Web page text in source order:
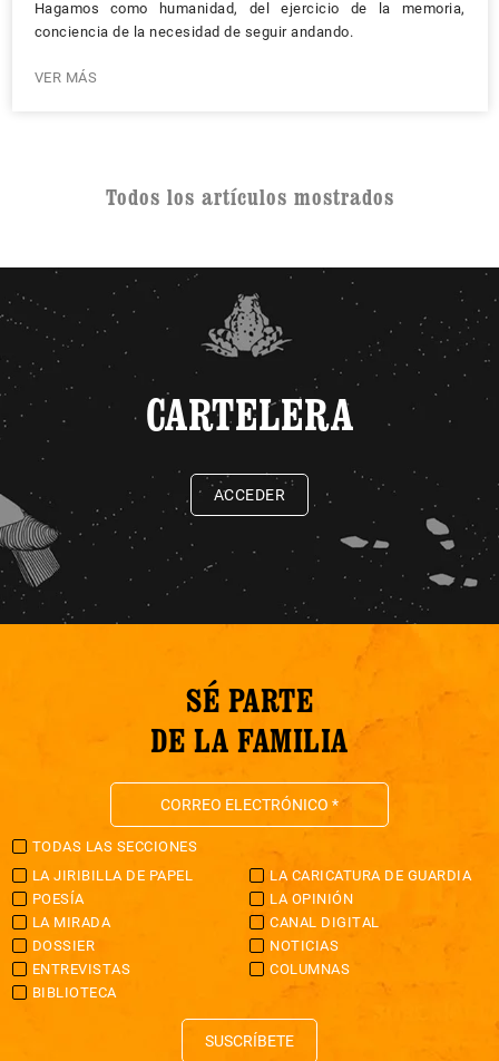
Hagamos como humanidad, del ejercicio de la memoria,
conciencia de la necesidad de seguir andando.
VER MÁS
Todos los artículos mostrados
CARTELERA
ACCEDER
SÉ PARTE
DE LA FAMILIA
TODAS LAS SECCIONES
LA JIRIBILLA DE PAPEL
LA CARICATURA DE GUARDIA
POESÍA
LA OPINIÓN
LA MIRADA
CANAL DIGITAL
DOSSIER
NOTICIAS
ENTREVISTAS
COLUMNAS
BIBLIOTECA
SUSCRÍBETE